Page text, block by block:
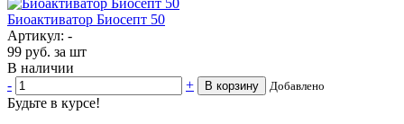
Биоактиватор Биосепт 50
Артикул: -
99 руб. за шт
В наличии
-
+ В корзину Добавлено
Будьте в курсе!